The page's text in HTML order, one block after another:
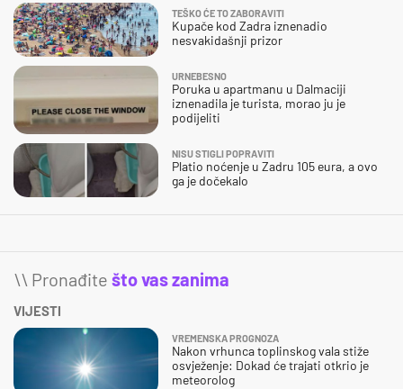
TEŠKO ĆE TO ZABORAVITI
Kupače kod Zadra iznenadio
nesvakidašnji prizor
URNEBESNO
Poruka u apartmanu u Dalmaciji
iznenadila je turista, morao ju je
podijeliti
NISU STIGLI POPRAVITI
Platio noćenje u Zadru 105 eura, a ovo
ga je dočekalo
\\ Pronađite što vas zanima
VIJESTI
VREMENSKA PROGNOZA
Nakon vrhunca toplinskog vala stiže
osvježenje: Dokad će trajati otkrio je
meteorolog